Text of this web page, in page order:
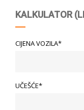
KALKULATOR
CIJENA VOZILA*
UČEŠĆE*